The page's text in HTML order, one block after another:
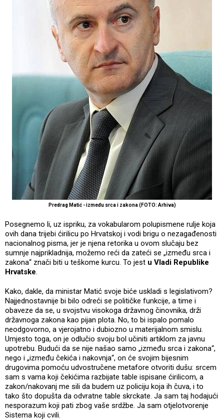
Predrag Matić - između srca i zakona (FOTO: Arhiva)
Posegnemo li, uz ispriku, za vokabularom polupismene rulje koja
ovih dana trijebi ćirilicu po Hrvatskoj i vodi brigu o nezagađenosti
nacionalnog pisma, jer je njena retorika u ovom slučaju bez
sumnje najprikladnija, možemo reći da zateći se „između srca i
zakona“ znači biti u teškome kurcu. To jest u Vladi Republike
Hrvatske.
Kako, dakle, da ministar Matić svoje biće uskladi s legislativom?
Najjednostavnije bi bilo odreći se političke funkcije, a time i
obaveze da se, u svojstvu visokoga državnog činovnika, drži
državnoga zakona kao pijan plota. No, to bi ispalo pomalo
neodgovorno, a vjerojatno i dubiozno u materijalnom smislu.
Umjesto toga, on je odlučio svoju bol učiniti artiklom za javnu
upotrebu. Budući da se nije našao samo „između srca i zakona“,
nego i „između čekića i nakovnja“, on će svojim bijesnim
drugovima pomoću udvostručene metafore otvoriti dušu: srcem
sam s vama koji čekićima razbijate table ispisane ćirilicom, a
zakon/nakovanj me sili da budem uz policiju koja ih čuva, i to
tako što dopušta da odvratne table skrckate. Ja sam taj hodajući
nesporazum koji pati zbog vaše srdžbe. Ja sam otjelotvorenje
Sistema koji cvili.